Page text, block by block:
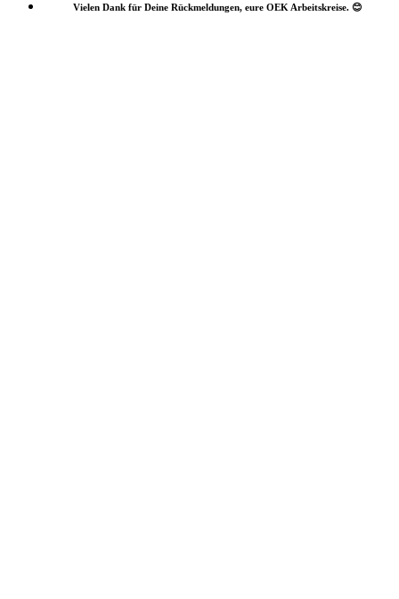
Vielen Dank für Deine Rückmeldungen, eure OEK Arbeitskreise. 😊